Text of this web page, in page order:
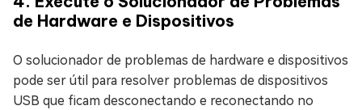
de Hardware e Dispositivos
O solucionador de problemas de hardware e dispositivos
pode ser útil para resolver problemas de dispositivos
USB que ficam desconectando e reconectando no